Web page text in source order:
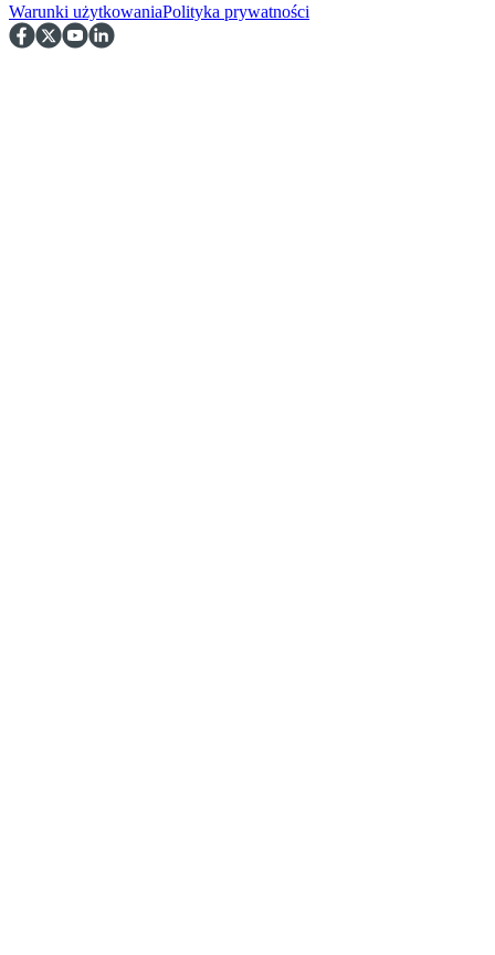
Warunki użytkowaniaPolityka prywatności